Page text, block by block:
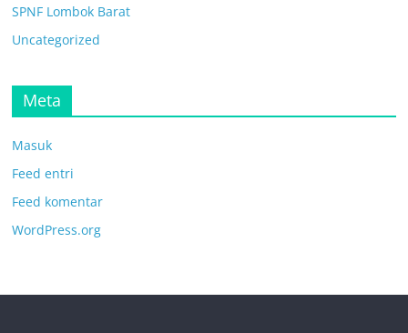
SPNF Lombok Barat
Uncategorized
Meta
Masuk
Feed entri
Feed komentar
WordPress.org